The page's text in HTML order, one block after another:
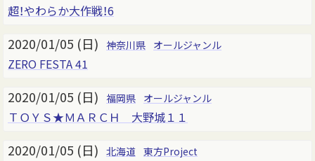
超！やわらか大作戦！6
2020/01/05 (日) 神奈川県 オールジャンル
ZERO FESTA 41
2020/01/05 (日) 福岡県 オールジャンル
ＴＯＹＳ★ＭＡＲＣＨ 大野城１１
2020/01/05 (日) 北海道 東方Project